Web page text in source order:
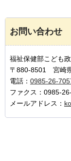
お問い合わせ
福祉保健部こども
〒880-8501 宮崎
電話： 0985-26-
ファクス：0985-
メールアドレス：